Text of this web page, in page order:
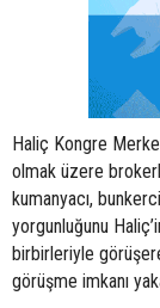
Haliç Kongre
olmak üzere
kumanyacı,
yorgunluğunu
birbirleriyle
görüşme imkanı